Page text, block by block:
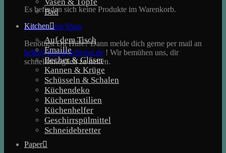
Es befinden sich keine Produkte im Warenkorb.
Zurück zum Shop
Benötigst Du Hilfe? Dann melde dich gerne per mail an
hello@lovestyleliving.de ! Wir bemühen uns, dir
schnellstmöglich zu helfen.
Bad
Kitchen
Auf dem Tisch
Emaille
Becher & Gläser
Kannen & Krüge
Schüsseln & Schalen
Küchendeko
Küchentextilien
Küchenhelfer
Geschirrspülmittel
Schneidebretter
Paper